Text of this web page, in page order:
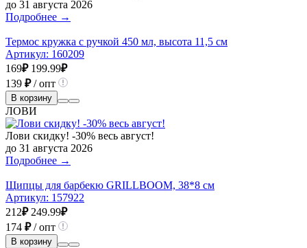
до 31 августа 2026
Подробнее →
Термос кружка с ручкой 450 мл, высота 11,5 см
Артикул: 160209
169₽ 199.99₽
139 ₽/ опт
В корзину
ЛОВИ
Лови скидку! -30% весь август!
до 31 августа 2026
Подробнее →
Щипцы для барбекю GRILLBOOM, 38*8 см
Артикул: 157922
212₽ 249.99₽
174 ₽/ опт
В корзину